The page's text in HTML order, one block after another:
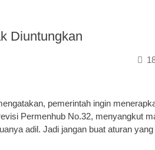
Diuntungkan
pemerintah ingin
Permenhub No.32, menyangkut
adil. Jadi jangan buat aturan